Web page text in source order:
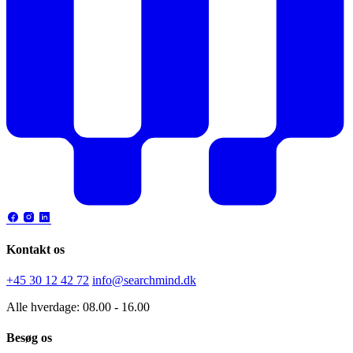
Kontakt os
+45 30 12 42 72
Alle hverdage: 08.00 - 16.00